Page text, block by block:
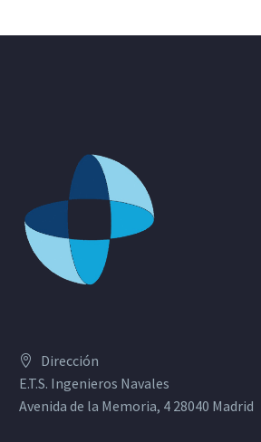
Dirección
E.T.S. Ingenieros Navales
Avenida de la Memoria, 4 28040 Madrid